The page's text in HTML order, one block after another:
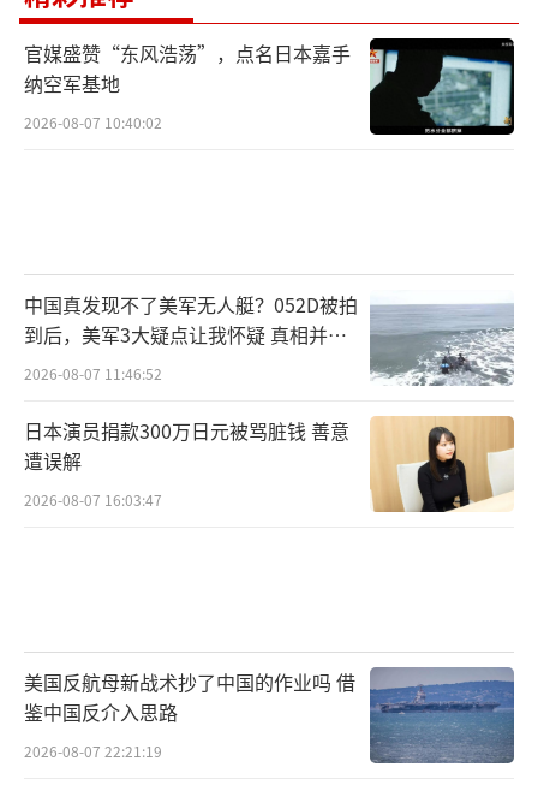
官媒盛赞“东风浩荡”，点名日本嘉手
纳空军基地
2026-08-07 10:40:02
中国真发现不了美军无人艇？052D被拍
到后，美军3大疑点让我怀疑 真相并非
如此
2026-08-07 11:46:52
日本演员捐款300万日元被骂脏钱 善意
遭误解
2026-08-07 16:03:47
美国反航母新战术抄了中国的作业吗 借
鉴中国反介入思路
2026-08-07 22:21:19